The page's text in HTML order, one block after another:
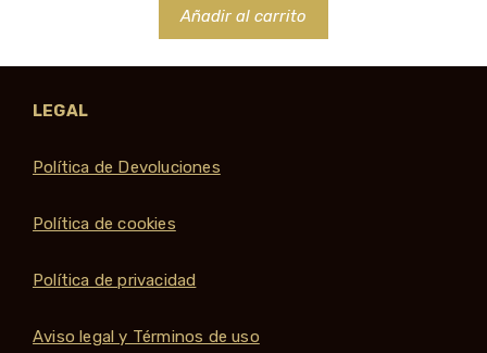
original
era:
actual
es:
Añadir al carrito
LEGAL
Política de Devoluciones
Política de cookies
Política de privacidad
Aviso legal y Términos de uso